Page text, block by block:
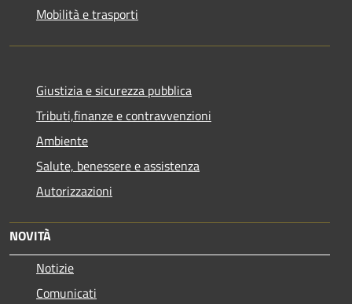
Mobilità e trasporti
Giustizia e sicurezza pubblica
Tributi,finanze e contravvenzioni
Ambiente
Salute, benessere e assistenza
Autorizzazioni
NOVITÀ
Notizie
Comunicati